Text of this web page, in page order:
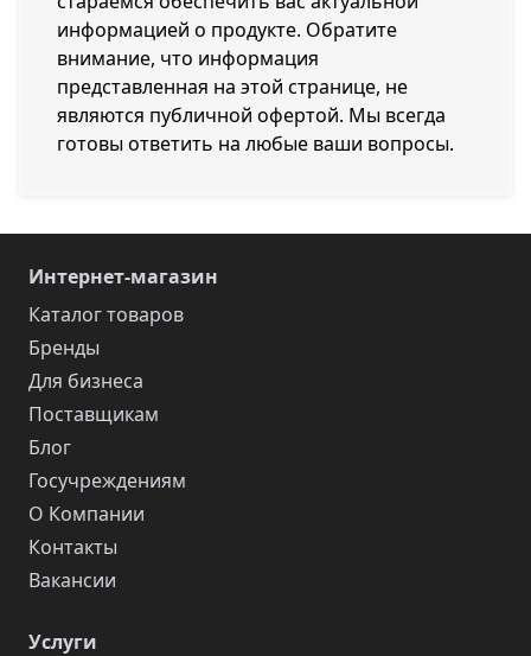
информацией о продукте. Обратите
внимание, что информация
представленная на этой странице, не
являются публичной офертой. Мы всегда
готовы ответить на любые ваши вопросы.
Интернет-магазин
Каталог товаров
Бренды
Для бизнеса
Поставщикам
Блог
Госучреждениям
О Компании
Контакты
Вакансии
Услуги